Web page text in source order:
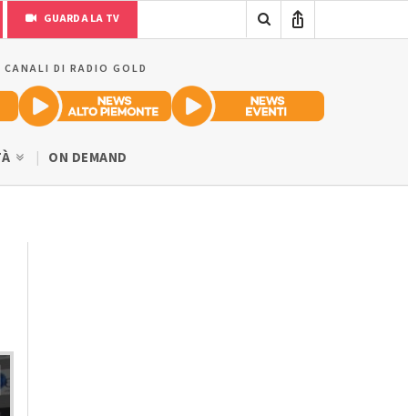
GUARDA LA TV
DI RADIO GOLD
ON DEMAND